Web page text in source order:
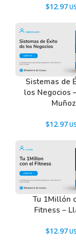
Tenemos un
hacen
descargar los
Ir a las
contactarnos
$12.97
Sistemas de
los Negocios
Muñoz
$12.97
Tu 1Millón
Fitness –
$12.97